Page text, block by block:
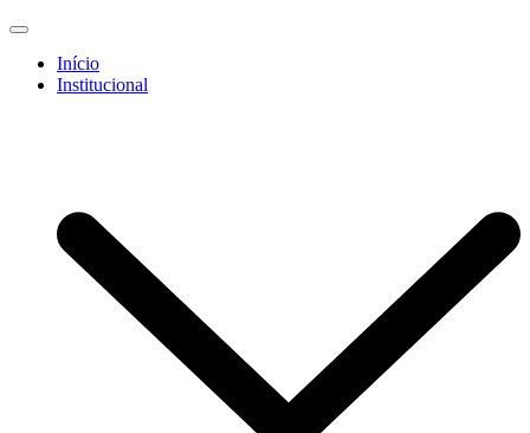
Início
Institucional